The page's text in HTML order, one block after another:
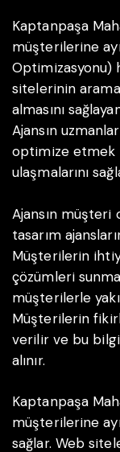
Kaptanpaşa
müşterilerine
Optimizasyonu)
sitelerinin
almasını
Ajansın
optimize etmek
ulaşmalarını
Ajansın müşteri
tasarım
Müşterilerin
çözümleri
müşterilerle
Müşterilerin
verilir ve bu
alınır.
Kaptanpaşa
müşterilerine
sağlar. Web